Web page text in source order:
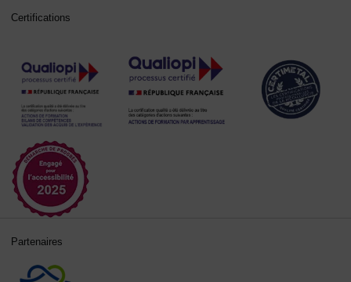
Certifications
Partenaires